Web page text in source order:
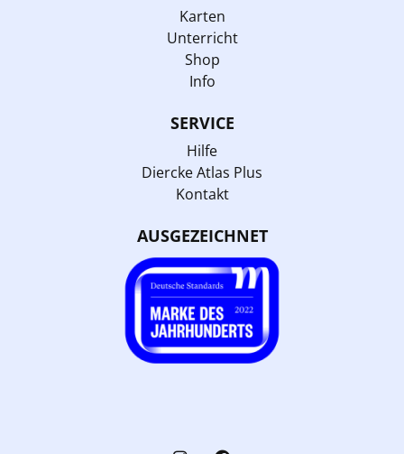
Karten
Unterricht
Shop
Info
SERVICE
Hilfe
Diercke Atlas Plus
Kontakt
AUSGEZEICHNET